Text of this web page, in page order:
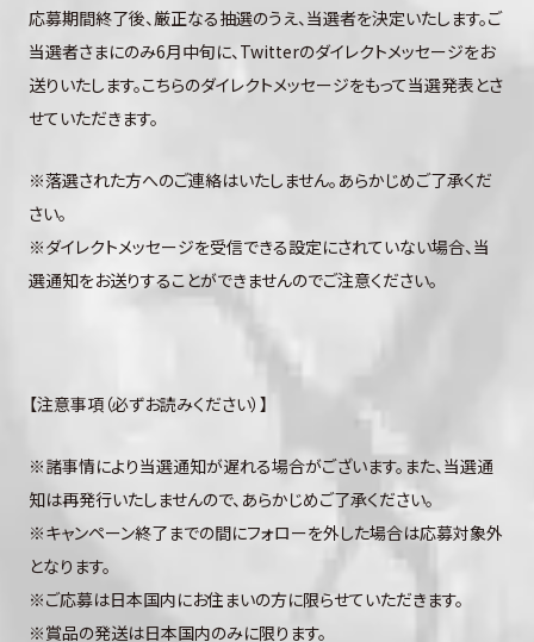
応募期間終了後、厳正なる抽選のうえ、当選者を決定いたします。ご
当選者さまにのみ6月中旬に、Twitterのダイレクトメッセージをお
送りいたします。こちらのダイレクトメッセージをもって当選発表とさ
せていただきます。
※落選された方へのご連絡はいたしません。あらかじめご了承くだ
さい。
※ダイレクトメッセージを受信できる設定にされていない場合、当
選通知をお送りすることができませんのでご注意ください。
【注意事項（必ずお読みください）】
※諸事情により当選通知が遅れる場合がございます。また、当選通
知は再発行いたしませんので、あらかじめご了承ください。
※キャンペーン終了までの間にフォローを外した場合は応募対象外
となります。
※ご応募は日本国内にお住まいの方に限らせていただきます。
※賞品の発送は日本国内のみに限ります。